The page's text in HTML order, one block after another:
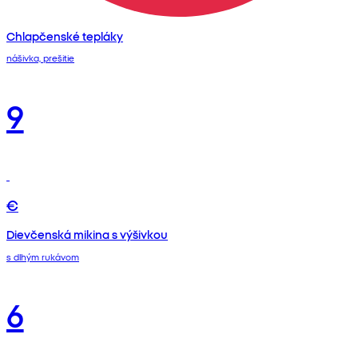
Chlapčenské tepláky
nášivka, prešitie
9
€
Dievčenská mikina s výšivkou
s dlhým rukávom
6